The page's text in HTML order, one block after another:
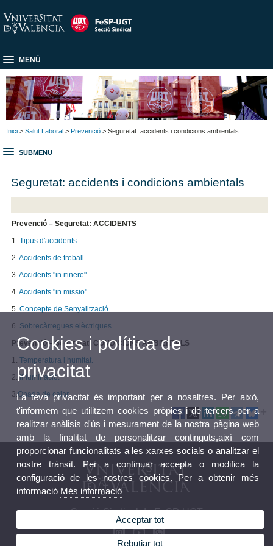
MENÚ
Inici > Salut Laboral > Prevenció > Seguretat: accidents i condicions ambientals
SUBMENU
Seguretat: accidents i condicions ambientals
Prevenció – Seguretat: ACCIDENTS
1.Tipus d'accidents.
2.Accidents de treball.
3.Accidents "in itinere".
4.Accidents "in missio".
5.Concepte de Senyalització.
6. Sobrecàrregues elèctriques.
Prevenció – Seguretat: CONDICIONS AMBIENTALS
1.Temperatura i humitat.
2.Il·luminació.
3.Onada de calor
Secció Sindical de FeSP-UGT
Cookies i política de
privacitat
La teva privacitat és important per a nosaltres. Per això,
t'informem que utilitzem cookies pròpies i de tercers per a
realitzar anàlisis d'ús i mesurament de la nostra pàgina web
amb la finalitat de personalitzar continguts,així com
proporcionar funcionalitats a les xarxes socials o analitzar el
nostre trànsit. Per a continuar accepta o modifica la
configuració de les nostres cookies. Per a obtenir més
informació Més informació
Acceptar tot
Rebutjar tot